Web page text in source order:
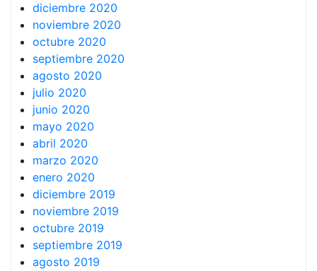
diciembre 2020
noviembre 2020
octubre 2020
septiembre 2020
agosto 2020
julio 2020
junio 2020
mayo 2020
abril 2020
marzo 2020
enero 2020
diciembre 2019
noviembre 2019
octubre 2019
septiembre 2019
agosto 2019